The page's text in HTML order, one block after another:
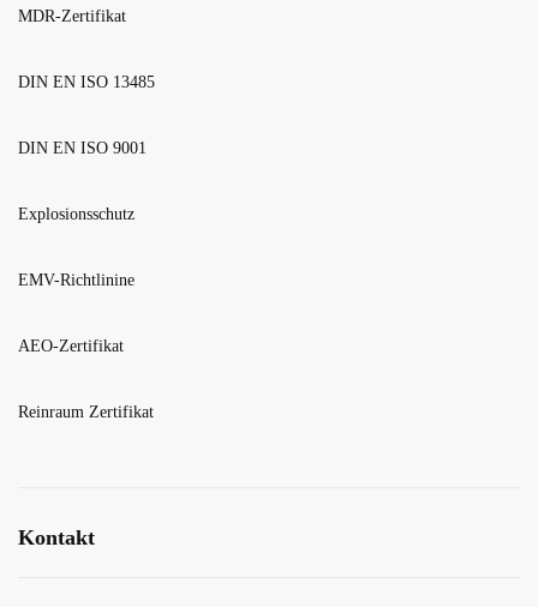
MDR-Zertifikat
DIN EN ISO 13485
DIN EN ISO 9001
Explosionsschutz
EMV-Richtlinine
AEO-Zertifikat
Reinraum Zertifikat
Kontakt